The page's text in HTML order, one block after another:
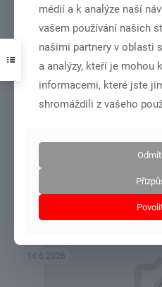
Číst více
14.6.2026
médií a k analýze naší
vašem používání našich
našimi partnery v oblasti
a analýzy, kteří je mohou
informacemi, které jste
shromáždili z vašeho